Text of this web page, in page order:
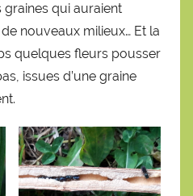
qui auraient
nouveaux milieux… Et la
quelques fleurs pousser
issues d’une graine